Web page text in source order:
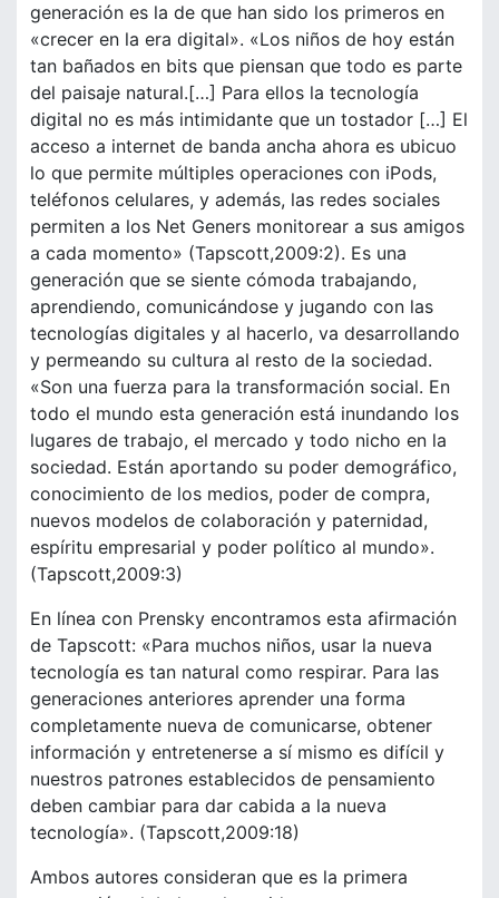
generación es la de que han sido los primeros en
«crecer en la era digital». «Los niños de hoy están
tan bañados en bits que piensan que todo es parte
del paisaje natural.[…] Para ellos la tecnología
digital no es más intimidante que un tostador […] El
acceso a internet de banda ancha ahora es ubicuo
lo que permite múltiples operaciones con iPods,
teléfonos celulares, y además, las redes sociales
permiten a los Net Geners monitorear a sus amigos
a cada momento» (Tapscott,2009:2). Es una
generación que se siente cómoda trabajando,
aprendiendo, comunicándose y jugando con las
tecnologías digitales y al hacerlo, va desarrollando
y permeando su cultura al resto de la sociedad.
«Son una fuerza para la transformación social. En
todo el mundo esta generación está inundando los
lugares de trabajo, el mercado y todo nicho en la
sociedad. Están aportando su poder demográfico,
conocimiento de los medios, poder de compra,
nuevos modelos de colaboración y paternidad,
espíritu empresarial y poder político al mundo».
(Tapscott,2009:3)
En línea con Prensky encontramos esta afirmación
de Tapscott: «Para muchos niños, usar la nueva
tecnología es tan natural como respirar. Para las
generaciones anteriores aprender una forma
completamente nueva de comunicarse, obtener
información y entretenerse a sí mismo es difícil y
nuestros patrones establecidos de pensamiento
deben cambiar para dar cabida a la nueva
tecnología». (Tapscott,2009:18)
Ambos autores consideran que es la primera